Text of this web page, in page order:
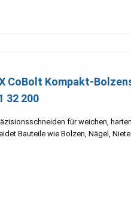
CoBolt Kompakt-
32 200
für weichen,
Bauteile wie Bolzen, Nägel,